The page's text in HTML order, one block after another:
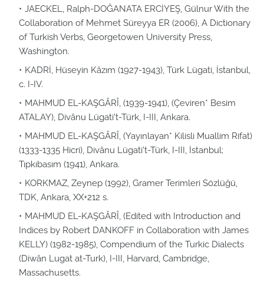
JAECKEL, Ralph-DOĞANATA ERCİYEŞ, Gülnur With the
Collaboration of Mehmet Süreyya ER (2006), A Dictionary
of Turkish Verbs, Georgetowen University Press,
Washington.
KADRİ, Hüseyin Kâzım (1927-1943), Türk Lügati, İstanbul,
c. I-IV.
MAHMUD EL-KAŞGÂRÎ, (1939-1941), (Çeviren* Besim
ATALAY), Divânu Lügati't-Türk, I-III, Ankara.
MAHMUD EL-KAŞGÂRÎ, (Yayınlayan* Kilisli Muallim Rifat)
(1333-1335 Hicri), Divânu Lügati't-Türk, I-III, İstanbul;
Tıpkıbasım (1941), Ankara.
KORKMAZ, Zeynep (1992), Gramer Terimleri Sözlüğü,
TDK, Ankara, XX+212 s.
MAHMUD EL-KAŞGÂRÎ, (Edited with Introduction and
Indices by Robert DANKOFF in Collaboration with James
KELLY) (1982-1985), Compendium of the Turkic Dialects
(Diwân Lugat at-Turk), I-III, Harvard, Cambridge,
Massachusetts.